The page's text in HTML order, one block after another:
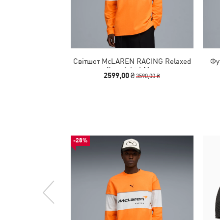
Світшот McLAREN RACING Relaxed
Sweatshirt Men
2599,00 ₴3590,00 ₴
-28%